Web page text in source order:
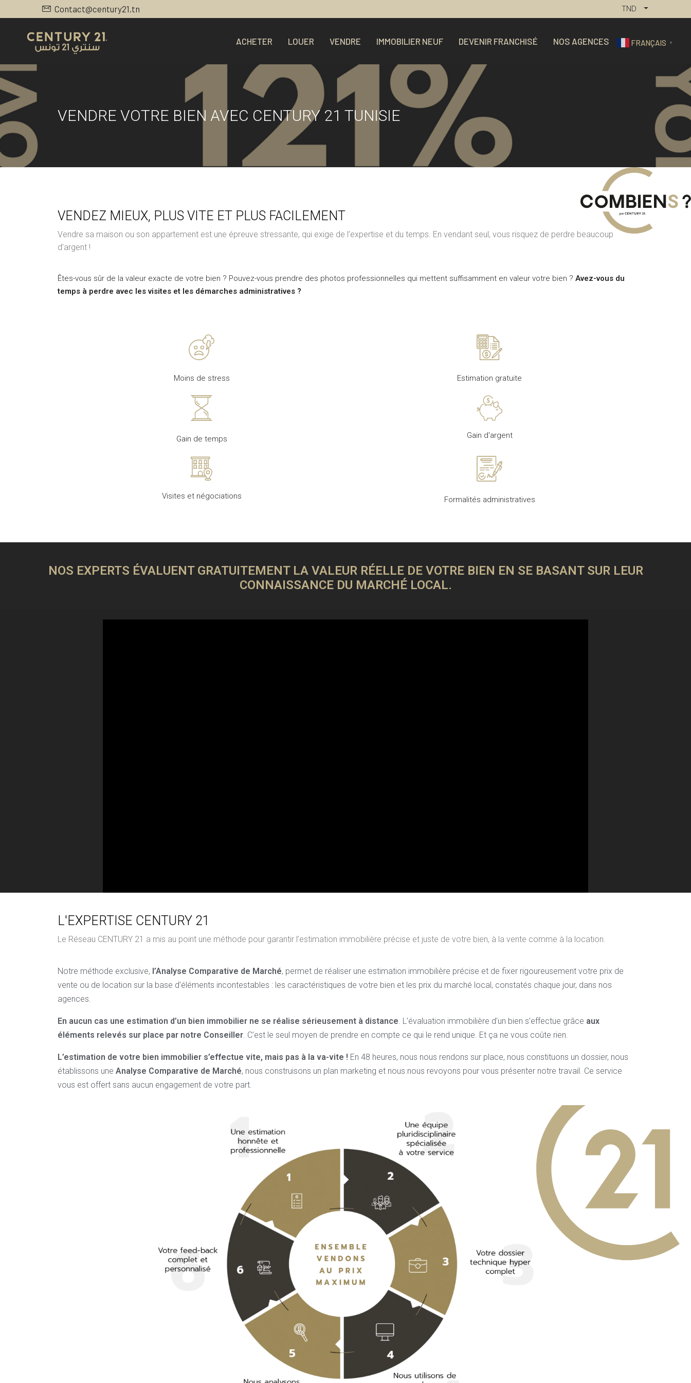
Contact@century21.tn TND
ACHETER LOUER VENDRE IMMOBILIER NEUF DEVENIR FRANCHISÉ NOS AGENCES FRANÇAIS ▼
VENDRE VOTRE BIEN AVEC CENTURY 21 TUNISIE
VENDEZ MIEUX, PLUS VITE ET PLUS FACILEMENT
Vendre sa maison ou son appartement est une épreuve stressante, qui exige de l’expertise et du temps. En vendant seul, vous risquez de perdre beaucoup
d’argent !
Êtes-vous sûr de la valeur exacte de votre bien ? Pouvez-vous prendre des photos professionnelles qui mettent suffisamment en valeur votre bien ? Avez-vous du
temps à perdre avec les visites et les démarches administratives ?
Moins de stress Estimation gratuite
Gain de temps Gain d'argent
Visites et négociations Formalités administratives
NOS EXPERTS ÉVALUENT GRATUITEMENT LA VALEUR RÉELLE DE VOTRE BIEN EN SE BASANT SUR LEUR
CONNAISSANCE DU MARCHÉ LOCAL.
L'EXPERTISE CENTURY 21
Le Réseau CENTURY 21 a mis au point une méthode pour garantir l’estimation immobilière précise et juste de votre bien, à la vente comme à la location.
Notre méthode exclusive, l’Analyse Comparative de Marché, permet de réaliser une estimation immobilière précise et de fixer rigoureusement votre prix de
vente ou de location sur la base d’éléments incontestables : les caractéristiques de votre bien et les prix du marché local, constatés chaque jour, dans nos
agences.
En aucun cas une estimation d’un bien immobilier ne se réalise sérieusement à distance. L’évaluation immobilière d’un bien s’effectue grâce aux
éléments relevés sur place par notre Conseiller. C’est le seul moyen de prendre en compte ce qui le rend unique. Et ça ne vous coûte rien.
L’estimation de votre bien immobilier s’effectue vite, mais pas à la va-vite ! En 48 heures, nous nous rendons sur place, nous constituons un dossier, nous
établissons une Analyse Comparative de Marché, nous construisons un plan marketing et nous nous revoyons pour vous présenter notre travail. Ce service
vous est offert sans aucun engagement de votre part.